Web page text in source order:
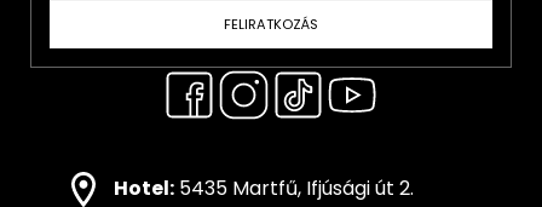
FELIRATKOZÁS
Hotel: 5435 Martfű, Ifjúsági út 2.